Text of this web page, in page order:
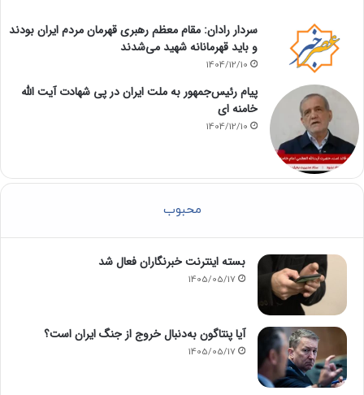
سردار رادان: مقام معظم رهبری قهرمان مردم ایران بودند
و باید قهرمانانه شهید می‌شدند
1404/12/10
پیام رئیس‌جمهور به ملت ایران در پی شهادت آیت الله
خامنه ای
1404/12/10
محبوب
بسته اینترنت خبرنگاران فعال شد
1405/05/17
آیا پنتاگون به‌دنبال خروج از جنگ ایران است؟
1405/05/17